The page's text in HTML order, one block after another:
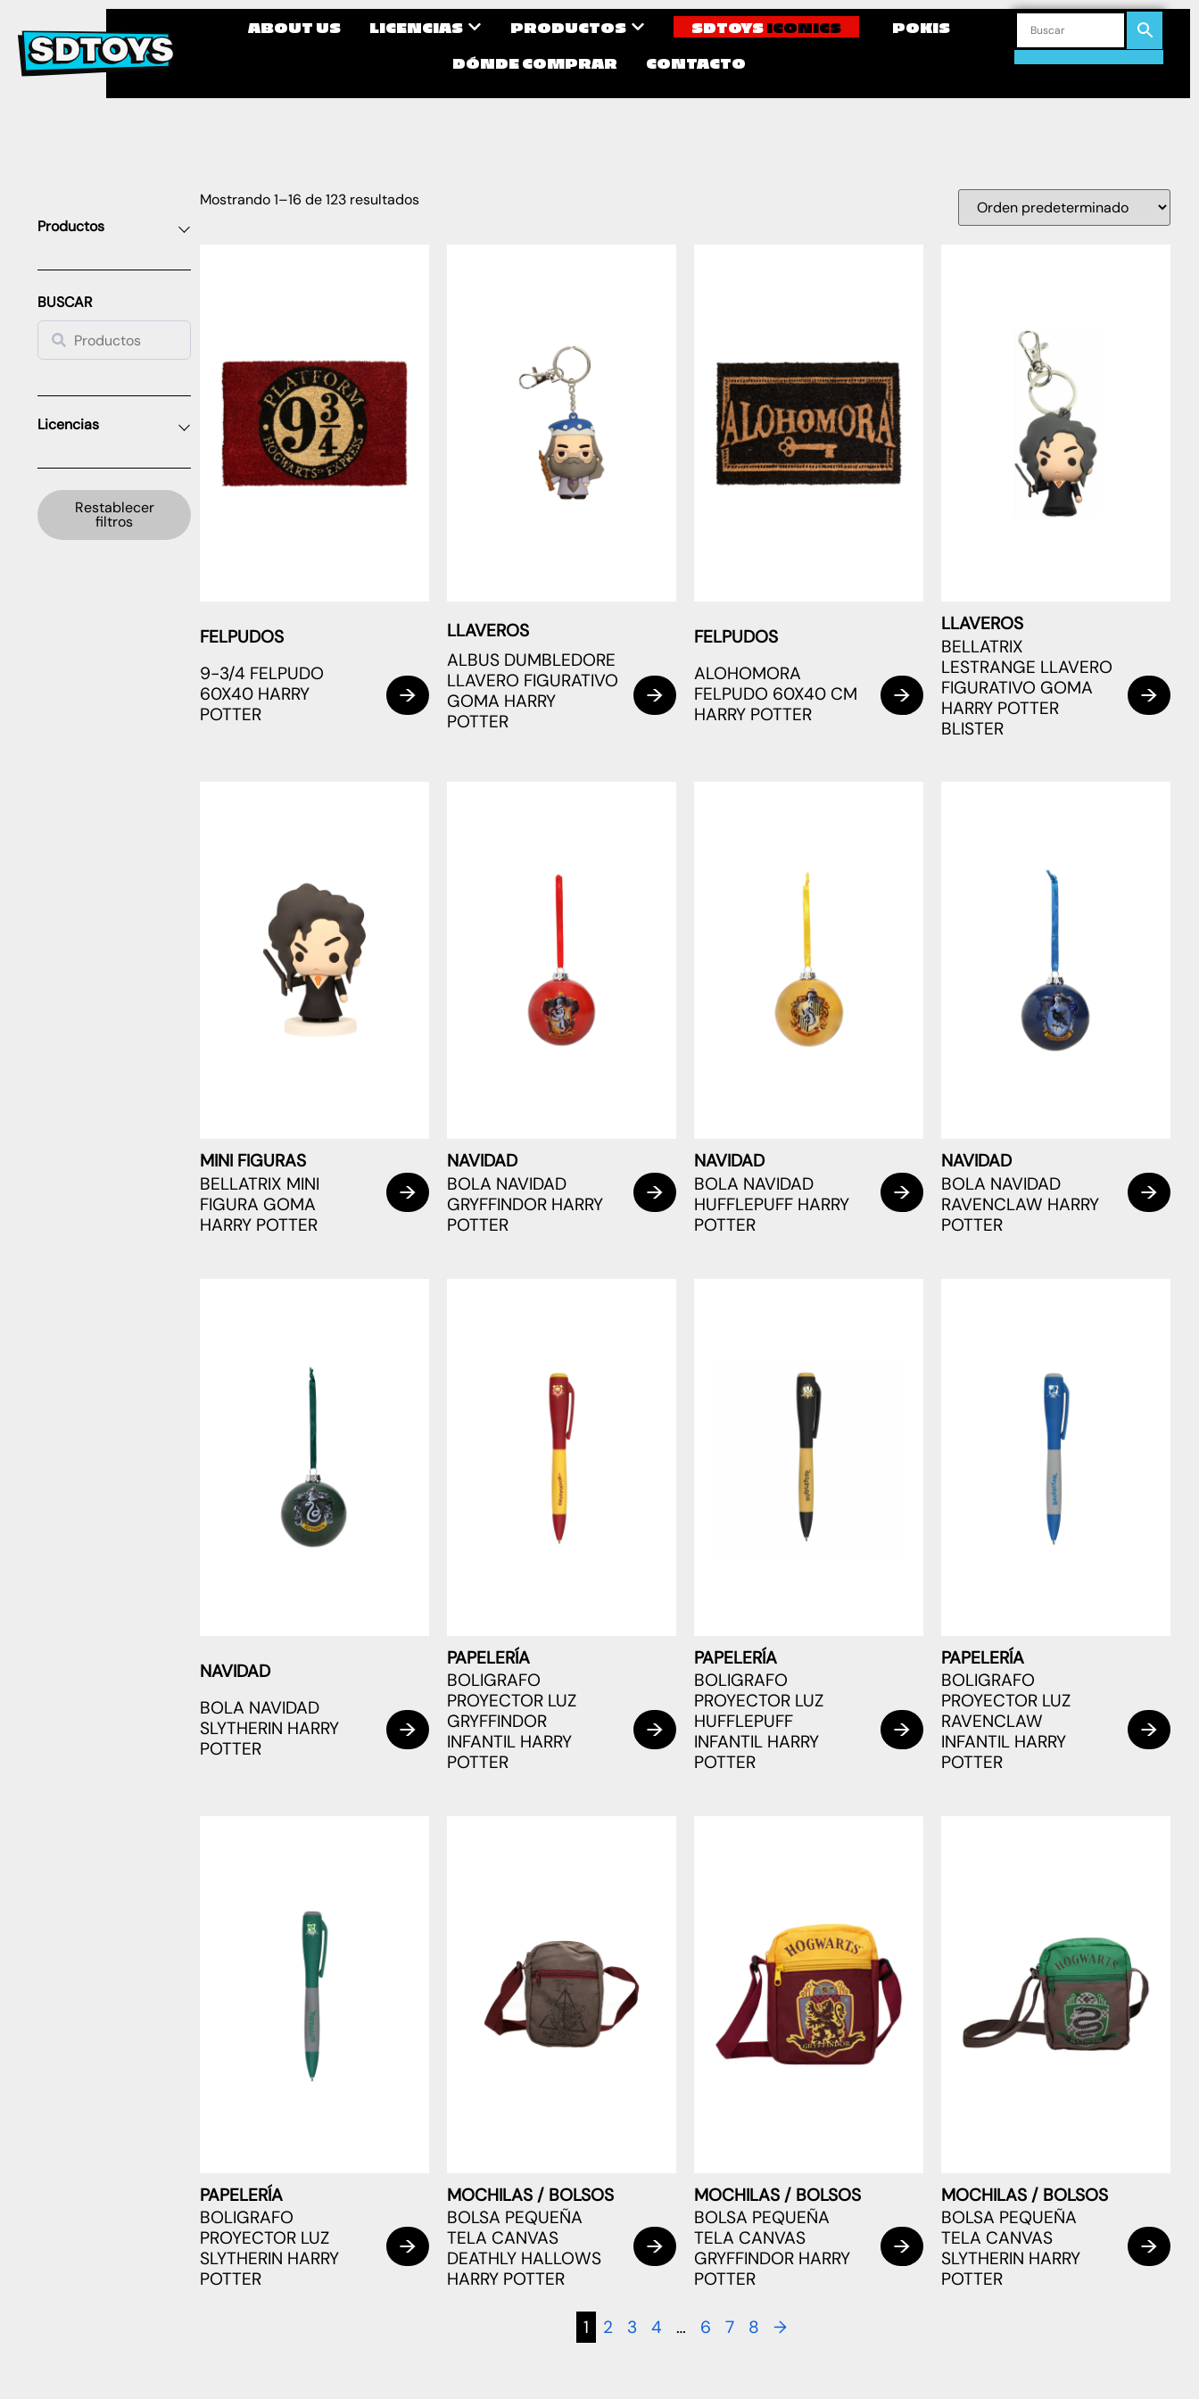
ABOUT US LICENCIAS PRODUCTOS SDTOYS ICONICS
POKIS
DÓNDE COMPRAR
CONTACTO
Productos
BUSCAR
Licencias
Restablecer
filtros
Mostrando 1–16 de 123 resultados
FELPUDOS
9-3/4 FELPUDO
60X40 HARRY
POTTER
LLAVEROS
ALBUS DUMBLEDORE
LLAVERO FIGURATIVO
GOMA HARRY
POTTER
FELPUDOS
ALOHOMORA
FELPUDO 60X40 CM
HARRY POTTER
LLAVEROS
BELLATRIX
LESTRANGE LLAVERO
FIGURATIVO GOMA
HARRY POTTER
BLISTER
MINI FIGURAS
BELLATRIX MINI
FIGURA GOMA
HARRY POTTER
NAVIDAD
BOLA NAVIDAD
GRYFFINDOR HARRY
POTTER
NAVIDAD
BOLA NAVIDAD
HUFFLEPUFF HARRY
POTTER
NAVIDAD
BOLA NAVIDAD
RAVENCLAW HARRY
POTTER
NAVIDAD
BOLA NAVIDAD
SLYTHERIN HARRY
POTTER
PAPELERÍA
BOLIGRAFO
PROYECTOR LUZ
GRYFFINDOR
INFANTIL HARRY
POTTER
PAPELERÍA
BOLIGRAFO
PROYECTOR LUZ
HUFFLEPUFF
INFANTIL HARRY
POTTER
PAPELERÍA
BOLIGRAFO
PROYECTOR LUZ
RAVENCLAW
INFANTIL HARRY
POTTER
PAPELERÍA
BOLIGRAFO
PROYECTOR LUZ
SLYTHERIN HARRY
POTTER
MOCHILAS / BOLSOS
BOLSA PEQUEÑA
TELA CANVAS
DEATHLY HALLOWS
HARRY POTTER
MOCHILAS / BOLSOS
BOLSA PEQUEÑA
TELA CANVAS
GRYFFINDOR HARRY
POTTER
MOCHILAS / BOLSOS
BOLSA PEQUEÑA
TELA CANVAS
SLYTHERIN HARRY
POTTER
1 2 3 4 … 6 7 8 →